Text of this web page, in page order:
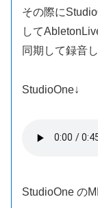
その際に
して
同期して録音
StudioOne↓
StudioOne の